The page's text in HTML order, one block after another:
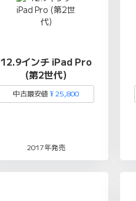
12.9インチ iPad Pro
(第2世代)
中古最安値 ¥ 25,800
2017年発売